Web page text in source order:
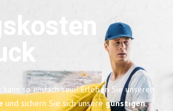
so einfach sein! Erleben Sie unseren
und sichern Sie sich unseregünstigen